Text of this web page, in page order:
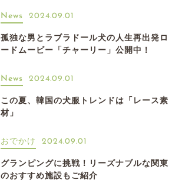
News 2024.09.01
孤独な男とラブラドール犬の人生再出発ロ
ードムービー「チャーリー」公開中！
News 2024.09.01
この夏、韓国の犬服トレンドは「レース素
材」
おでかけ 2024.09.01
グランピングに挑戦！リーズナブルな関東
のおすすめ施設もご紹介